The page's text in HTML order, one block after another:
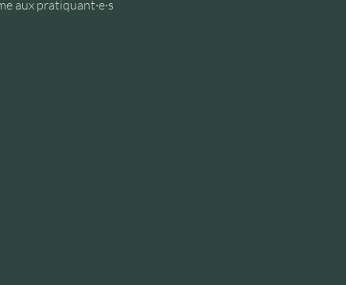
aux pratiquant·e·s